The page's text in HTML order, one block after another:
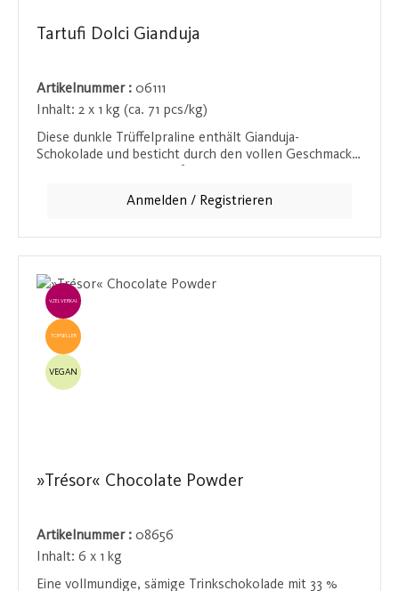
Tartufi Dolci Gianduja
Artikelnummer : 06111
Inhalt: 2 x 1 kg (ca. 71 pcs/kg)
Diese dunkle Trüffelpraline enthält Gianduja-
Schokolade und besticht durch den vollen Geschmack
Schokolade macht diese Praline zu einem exquisiten
Anmelden / Registrieren
EINZELVERKAUF
TOPSELLER
VEGAN
»Trésor« Chocolate Powder
Artikelnummer : 08656
Inhalt: 6 x 1 kg
Eine vollmundige, sämige Trinkschokolade mit 33 %